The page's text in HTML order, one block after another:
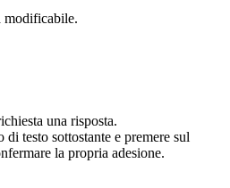
modificabile.
una risposta.
testo sottostante e premere sul
la propria adesione.